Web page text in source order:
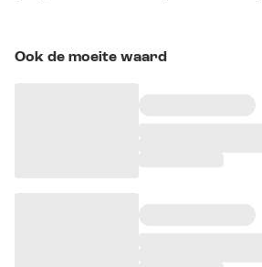
Ook de moeite waard